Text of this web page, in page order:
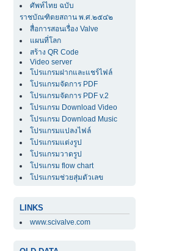
ศัพท์ไทย ฉบับ
ราชบัณฑิตยสถาน พ.ศ.๒๕๔๒
สื่อการสอนเรื่อง Valve
แผนที่โลก
สร้าง QR Code
Video server
โปรแกรมฝากและแชร์ไฟล์
โปรแกรมจัดการ PDF
โปรแกรมจัดการ PDF v.2
โปรแกรม Download Video
โปรแกรม Download Music
โปรแกรมแปลงไฟล์
โปรแกรมแต่งรูป
โปรแกรมวาดรูป
โปรแกรม flow chart
โปรแกรมช่วยสุ่มตัวเลข
LINKS
www.scivalve.com